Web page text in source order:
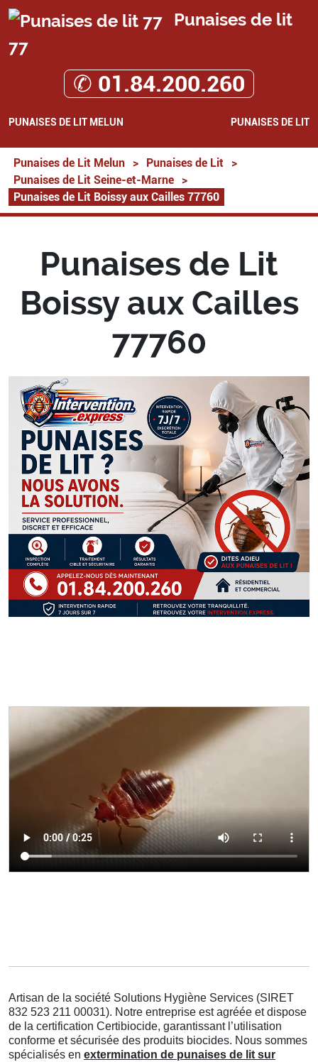
Punaises de lit
77
✆ 01.84.200.260
PUNAISES DE LIT MELUN PUNAISES DE LIT
Punaises de Lit Melun > Punaises de Lit
>
Punaises de Lit Seine-et-Marne
>
Punaises de Lit Boissy aux Cailles 77760
Punaises de Lit
Boissy aux Cailles
77760
Artisan de la société Solutions Hygiène Services (SIRET
832 523 211 00031). Notre entreprise est agréée et dispose
de la certification Certibiocide, garantissant l’utilisation
conforme et sécurisée des produits biocides. Nous sommes
spécialisés en extermination de punaises de lit sur